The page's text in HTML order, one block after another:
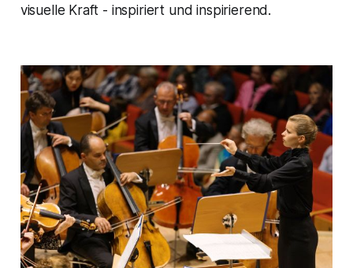
visuelle Kraft - inspiriert und inspirierend.